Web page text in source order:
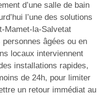
d’une salle de bain
l’une des solutions
Mamet-la-Salvetat
âgées ou en
locaux interviennent
installations rapides,
de 24h, pour limiter
un retour immédiat au